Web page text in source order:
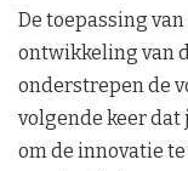
De toepassing
ontwikkeling van
onderstrepen de
volgende keer dat
om de innovatie te